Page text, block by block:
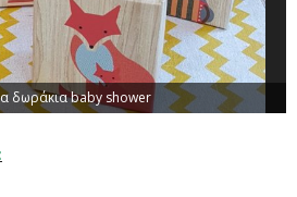
δωράκια baby shower